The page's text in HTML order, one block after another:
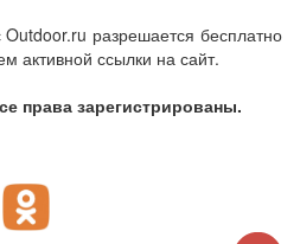
разрешается бесплатно
активной ссылки на сайт.
права зарегистрированы.